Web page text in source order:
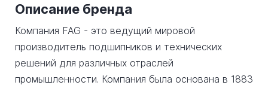
Описание бренда
Компания FAG - это ведущий мировой
производитель подшипников и технических
решений для различных отраслей
промышленности. Компания была основана в 1883